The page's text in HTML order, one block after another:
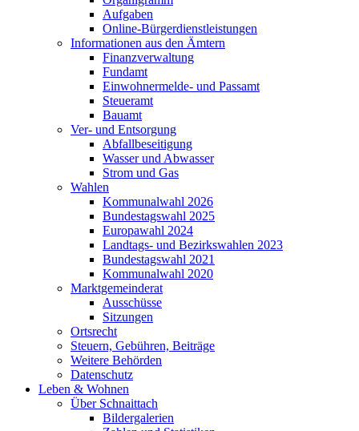
Aufgaben
Online-Bürgerdienstleistungen
Informationen aus den Ämtern
Finanzverwaltung
Fundamt
Einwohnermelde- und Passamt
Steueramt
Bauamt
Ver- und Entsorgung
Abfallbeseitigung
Wasser und Abwasser
Strom und Gas
Wahlen
Kommunalwahl 2026
Bundestagswahl 2025
Europawahl 2024
Landtags- und Bezirkswahlen 2023
Bundestagswahl 2021
Kommunalwahl 2020
Marktgemeinderat
Ausschüsse
Sitzungen
Ortsrecht
Steuern, Gebühren, Beiträge
Weitere Behörden
Datenschutz
Leben & Wohnen
Über Schnaittach
Bildergalerien